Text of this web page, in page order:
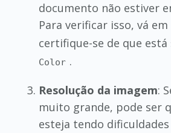
documento não estiver
Para verificar isso, vá em
certifique-se de que está
Color .
Resolução da imagem:
muito grande, pode ser
esteja tendo